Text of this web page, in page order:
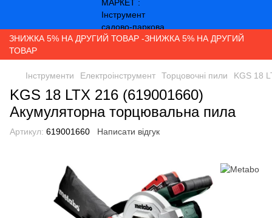
ЗНИЖКА 5% НА ДРУГИЙ ТОВАР -ЗНИЖКА 5% НА ДРУГИЙ
ТОВАР
Інструменти Електроінструмент Торцовочні пили KGS 18
KGS 18 LTX 216 (619001660)
Акумуляторна торцювальна пила
Артикул: 619001660 Написати відгук